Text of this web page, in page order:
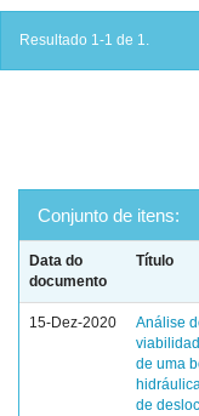
Resultado 1-1 de 1.
Conjunto de itens:
Data do
documento
Título
15-Dez-2020
Análise
de uma
de